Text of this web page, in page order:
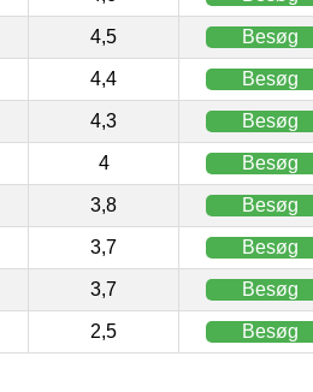
4,5 Besøg
4,4 Besøg
4,3 Besøg
4 Besøg
3,8 Besøg
3,7 Besøg
3,7 Besøg
2,5 Besøg